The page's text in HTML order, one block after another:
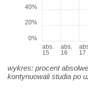
abs.
15
abs.
16
17
0%
20%
40%
wykres: procent
kontynuowali studia po